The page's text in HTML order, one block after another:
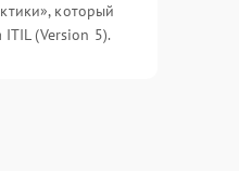
который
ITIL (Version 5).